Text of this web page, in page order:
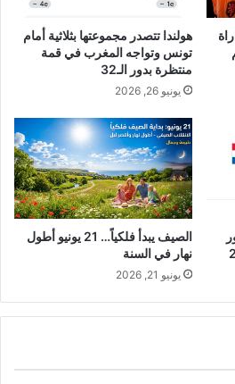
هولندا تتصدر مجموعتها بثلاثية أمام
تونس وتواجه المغرب في قمة
منتظرة بدور الـ32
يونيو 26, 2026
الصيف يبدأ فلكياً… 21 يونيو أطول
نهار في السنة
يونيو 21, 2026